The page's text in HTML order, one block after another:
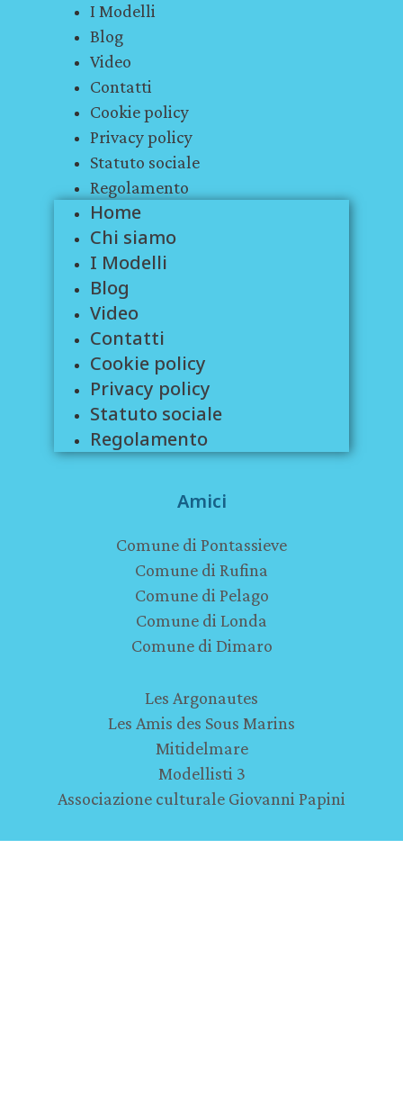
I Modelli
Blog
Video
Contatti
Cookie policy
Privacy policy
Statuto sociale
Regolamento
Home
Chi siamo
I Modelli
Blog
Video
Contatti
Cookie policy
Privacy policy
Statuto sociale
Regolamento
Amici
Comune di Pontassieve
Comune di Rufina
Comune di Pelago
Comune di Londa
Comune di Dimaro
Les Argonautes
Les Amis des Sous Marins
Mitidelmare
Modellisti 3
Associazione culturale Giovanni Papini